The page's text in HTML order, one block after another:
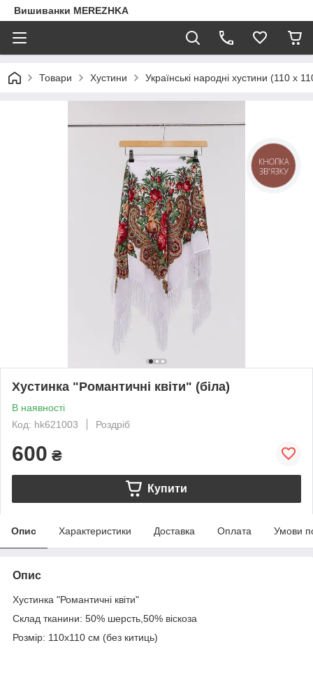
Вишиванки MEREZHKA
Товари Хустини Українські народні хустини (110 х
Хустинка "Романтичні квіти" (біла)
В наявності
Код: hk621003
Роздріб
600 ₴
Купити
Опис Характеристики Доставка Оплата Умови
Опис
Хустинка "Романтичні квіти"
Склад тканини: 50% шерсть,50% віскоза
Розмір: 110х110 см (без китиць)
КНОПКА
ЗВ'ЯЗКУ